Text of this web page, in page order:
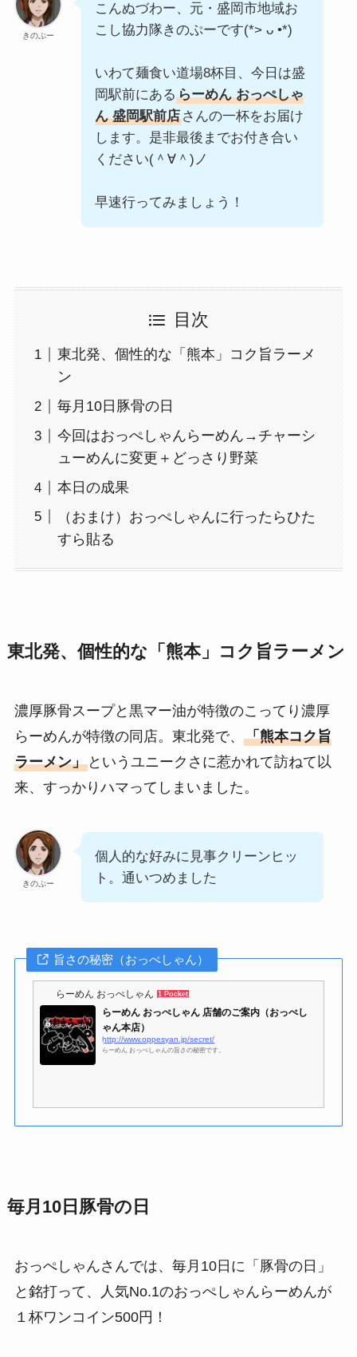
きのぷー
こんぬづわー、元・盛岡市地域お
こし協力隊きのぷーです(*> ᴗ •*)ゞ
いわて麺食い道場8杯目、今日は盛
岡駅前にある らーめん おっぺしゃ
ん 盛岡駅前店さんの一杯をお届け
します。是非最後までお付き合い
ください(＾∀＾)ノ
早速行ってみましょう！
目次
東北発、個性的な「熊本」コク旨ラーメ
ン
毎月10日豚骨の日
今回はおっぺしゃんらーめん→チャーシ
ューめんに変更＋どっさり野菜
本日の成果
（おまけ）おっぺしゃんに行ったらひた
すら貼る
東北発、個性的な「熊本」コク旨ラーメン
濃厚豚骨スープと黒マー油が特徴のこってり濃厚
らーめんが特徴の同店。東北発で、 「熊本コク旨
ラーメン」というユニークさに惹かれて訪ねて以
来、すっかりハマってしまいました。
きのぷー
個人的な好みに見事クリーンヒッ
ト。通いつめました
旨さの秘密（おっぺしゃん）
らーめん おっぺしゃん 1 Pocket
らーめん おっぺしゃん 店舗のご案内（おっぺし
ゃん本店）
http://www.oppesyan.jp/secret/
らーめん おっぺしゃんの旨さの秘密です。
毎月10日豚骨の日
おっぺしゃんさんでは、毎月10日に「豚骨の日」
と銘打って、人気No.1のおっぺしゃんらーめんが
１杯ワンコイン500円！